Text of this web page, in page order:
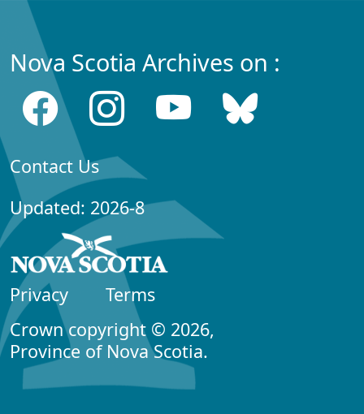
Nova Scotia Archives on :
Contact Us
Updated: 2026-8
Privacy
Terms
Crown copyright © 2026,
Province of Nova Scotia.